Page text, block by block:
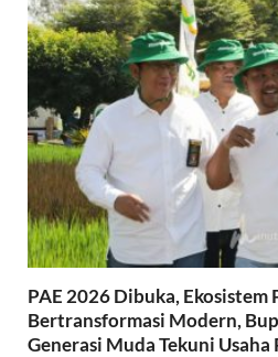
PAE 2026 Dibuka, Ekosistem
Bertransformasi Modern,
Generasi Muda Tekuni